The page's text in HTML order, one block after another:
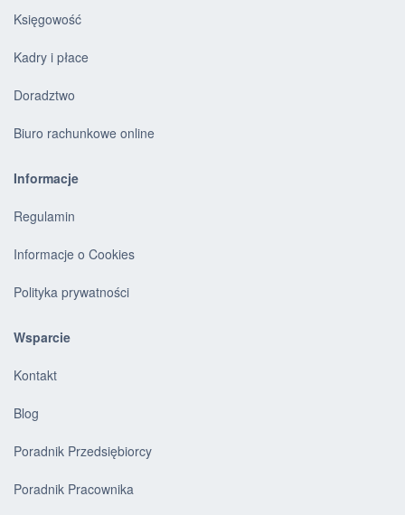
Księgowość
Kadry i płace
Doradztwo
Biuro rachunkowe online
Informacje
Regulamin
Informacje o Cookies
Polityka prywatności
Wsparcie
Kontakt
Blog
Poradnik Przedsiębiorcy
Poradnik Pracownika